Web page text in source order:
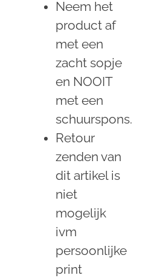
Neem het
product af
met een
zacht sopje
en NOOIT
met een
schuurspons.
Retour
zenden van
dit artikel is
niet
mogelijk
ivm
persoonlijke
print